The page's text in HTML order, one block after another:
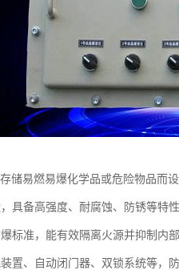
储易燃易爆化学品或危险物品而
具备高强度、耐腐蚀、防锈等特
标准，能有效隔离火源并抑制内
置、自动闭门器、双锁系统等，